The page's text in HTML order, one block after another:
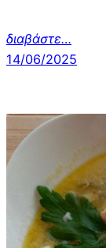
διαβάστε…
14/06/2025